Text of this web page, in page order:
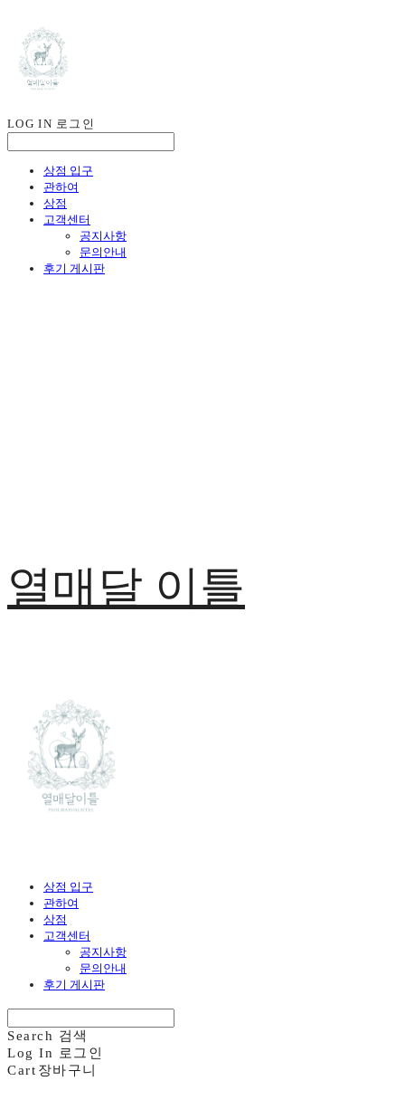
LOG IN 로그인
상점 입구
관하여
상점
고객센터
공지사항
문의안내
후기 게시판
열매달 이틀
상점 입구
관하여
상점
고객센터
공지사항
문의안내
후기 게시판
Search 검색
Log In
로그인
Cart 장바구니